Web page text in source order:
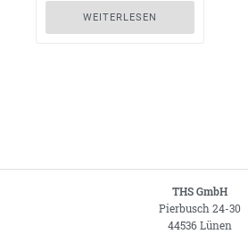
WEITERLESEN
THS GmbH
Pierbusch 24-30
44536 Lünen